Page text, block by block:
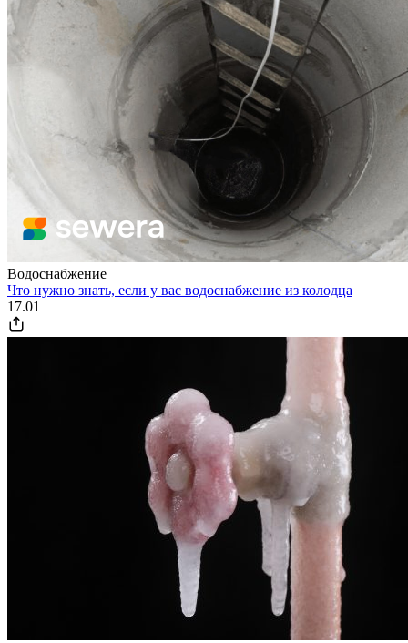
Водоснабжение
Что нужно знать, если у вас водоснабжение из колодца
17.01